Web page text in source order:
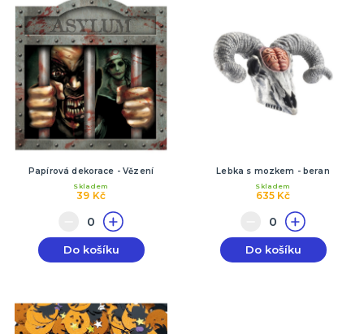
Papírová dekorace - Vězení
39 Kč
Skladem
Do košíku
Lebka s mozkem - beran
635 Kč
Skladem
Do košíku